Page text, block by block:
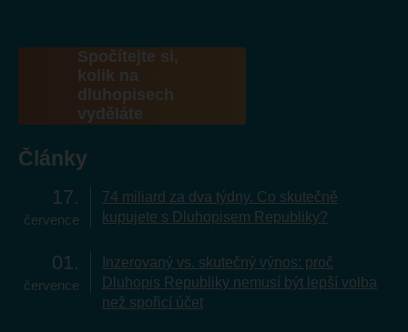
Spočítejte si,
kolik na
dluhopisech
vyděláte
Články
17
července
74 miliard za dva týdny. Co skutečně
kupujete s Dluhopisem Republiky?
01
července
Inzerovaný vs. skutečný výnos: proč
Dluhopis Republiky nemusí být lepší volba
než spořicí účet